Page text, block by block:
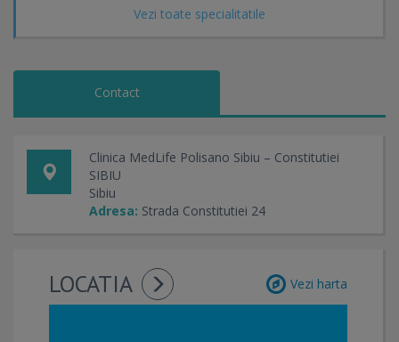
Vezi toate specialitatile
Contact
Clinica MedLife Polisano Sibiu – Constitutiei
SIBIU
Sibiu
Adresa: Strada Constitutiei 24
LOCATIA Vezi harta